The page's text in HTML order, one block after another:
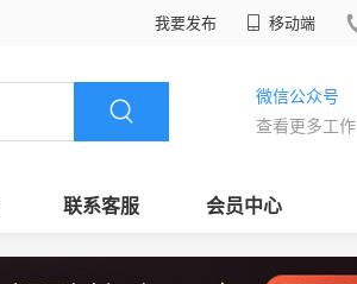
我要发布 移动端
微信公众号
查看更多工作
联系客服 会员中心